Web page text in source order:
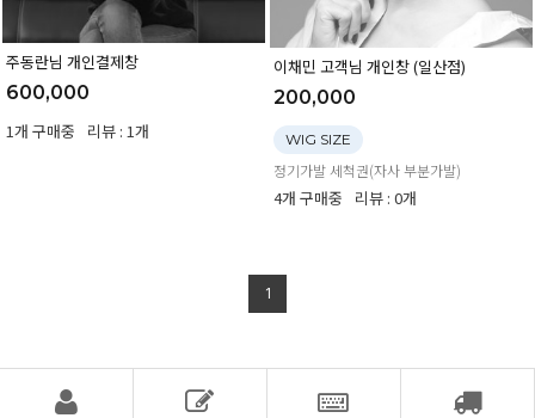
주동란님 개인결제창
600,000
1개 구매중
리뷰 : 1개
이채민 고객님 개인창 (일산점)
200,000
WIG SIZE
정기가발 세척권(자사 부분가발)
4개 구매중 리뷰 : 0개
1